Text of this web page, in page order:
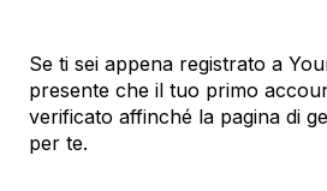
Se ti sei appena registrato a
presente che il tuo primo
verificato affinché la pagina di
per te.